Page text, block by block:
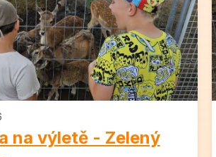
na výletě - Zelený